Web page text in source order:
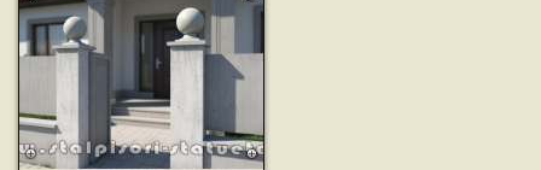
🌸 – jardiniere pentru flori –
🏗 – socluri și stative –
🦌 – statuete animale sălbatice –
🐕 – statuete animale domestice –
🧘 – statuete buddha –
🧺 – statuete cu coșulețe –
🐉 – statuete gargoyles –